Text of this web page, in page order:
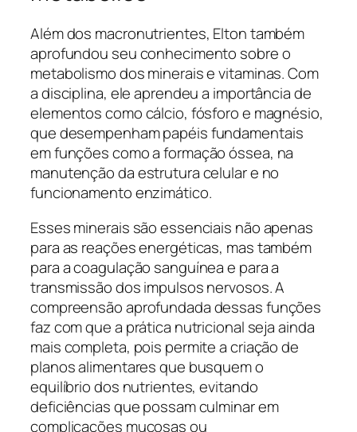
Além dos macronutrientes, Elton também
aprofundou seu conhecimento sobre o
metabolismo dos minerais e vitaminas. Com
a disciplina, ele aprendeu a importância de
elementos como cálcio, fósforo e magnésio,
que desempenham papéis fundamentais
em funções como a formação óssea, na
manutenção da estrutura celular e no
funcionamento enzimático.
Esses minerais são essenciais não apenas
para as reações energéticas, mas também
para a coagulação sanguínea e para a
transmissão dos impulsos nervosos. A
compreensão aprofundada dessas funções
faz com que a prática nutricional seja ainda
mais completa, pois permite a criação de
planos alimentares que busquem o
equilíbrio dos nutrientes, evitando
deficiências que possam culminar em
complicações mucosas ou